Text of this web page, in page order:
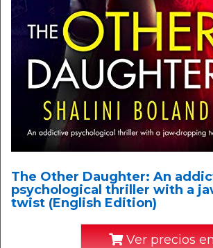
The Other Daughter: An
psychological thriller with a
twist (English Edition)
Ver precios